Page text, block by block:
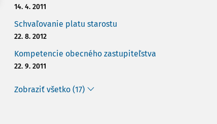
14. 4. 2011
Schvaľovanie platu starostu
22. 8. 2012
Kompetencie obecného zastupiteľstva
22. 9. 2011
Zobraziť všetko (17)